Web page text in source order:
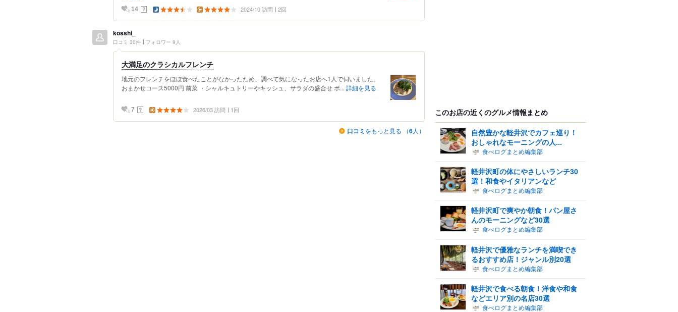
14 ？ 2024/10 訪問 2回
kosshi_
口コミ 30件 フォロワー 9人
大満足のクラシカルフレンチ
地元のフレンチをほぼ食べたことがなかったため、調べて気になったお店へ1人で伺いました。
おまかせコース5000円 前菜 ・シャルキュトリーやキッシュ、サラダの盛合せ ボ... 詳細を見る
7 ？ 2026/03 訪問 1回
口コミ をもっと見る （6人）
このお店の近くのグルメ情報まとめ
自然豊かな軽井沢でカフェ巡り！
おしゃれなモーニングの人...
食べログまとめ編集部
軽井沢町の体にやさしいランチ30
選！和食やイタリアンなど
食べログまとめ編集部
軽井沢町で爽やか朝食！パン屋さ
んのモーニングなど30選
食べログまとめ編集部
軽井沢で優雅なランチを満喫でき
るおすすめ店！ジャンル別20選
食べログまとめ編集部
軽井沢で食べる朝食！洋食や和食
などエリア別の名店30選
食べログまとめ編集部